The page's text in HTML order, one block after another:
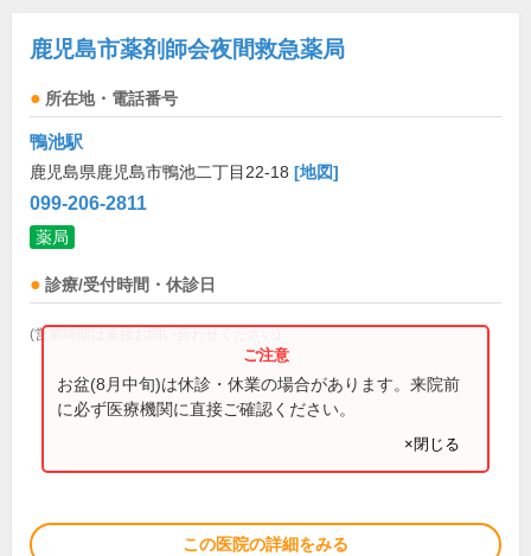
鹿児島市薬剤師会夜間救急薬局
所在地・電話番号
鴨池駅
鹿児島県鹿児島市鴨池二丁目22-18 [地図]
099-206-2811
薬局
診療/受付時間・休診日
(営業時間は直接お問い合わせください)
お盆(8月中旬)は休診・休業の場合があります。来院前
に必ず医療機関に直接ご確認ください。
×閉じる
この医院の詳細をみる